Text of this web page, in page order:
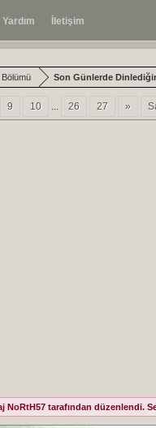
Yardım İletişim
Son Günlerde
9 10 ... 26 27 »
NoRtH57 tarafından düzenlendi.